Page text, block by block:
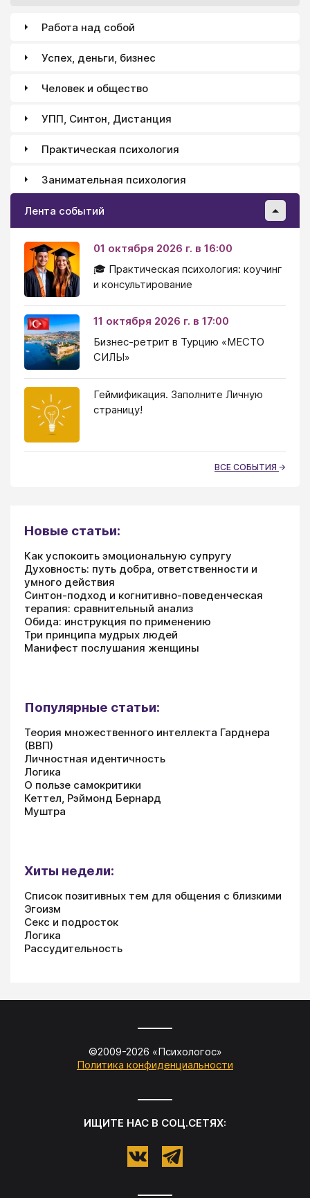
Работа над собой
Успех, деньги, бизнес
Человек и общество
УПП, Синтон, Дистанция
Практическая психология
Занимательная психология
Лента событий
01 октября 2026 г. в 16:00
🎓 Практическая психология: коучинг
и консультирование
11 октября 2026 г. в 17:00
Бизнес-ретрит в Турцию «МЕСТО
СИЛЫ»
Геймификация. Заполните Личную
страницу!
ВСЕ СОБЫТИЯ
Новые статьи:
Как успокоить эмоциональную супругу
Духовность: путь добра, ответственности и
умного действия
Синтон-подход и когнитивно-поведенческая
терапия: сравнительный анализ
Обида: инструкция по применению
Три принципа мудрых людей
Манифест послушания женщины
Популярные статьи:
Теория множественного интеллекта Гарднера
(ВВП)
Личностная идентичность
Логика
О пользе самокритики
Кеттел, Рэймонд Бернард
Муштра
Хиты недели:
Список позитивных тем для общения с близкими
Эгоизм
Секс и подросток
Логика
Рассудительность
©2009-2026 «Психологос»
Политика конфиденциальности
ИЩИТЕ НАС В СОЦ.СЕТЯХ: